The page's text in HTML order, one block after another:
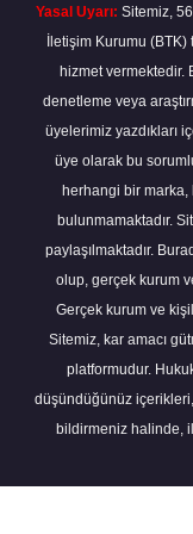
Yasal Uyarı: Sitemiz,
İletişim Kurumu (BTK)
hizmet
denetleme veya
üyelerimiz yazdıkları
üye olarak bu
herhangi bir marka,
bulunmamaktadır.
paylaşılmaktadır.
olup, gerçek kurum
Gerçek kurum ve
Sitemiz, kar amacı
platformudur.
düşündüğünüz içerikleri,
bildirmeniz halinde,